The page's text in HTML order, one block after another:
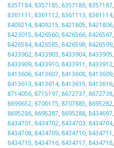
8357184, 8357185, 8357186, 8357187,
8361111 , 8361112, 8361113, 8361114,
8409214, 8409215, 8421805, 8421806,
8423015, 8426560, 8426566, 8426567,
8426584, 8426585, 8426598, 8426599,
8433902, 8433903, 8433904, 8433905,
8433909, 8433910, 8433911 , 8433912,
8413606, 8413607, 8413608, 8413609,
8413613, 8413614, 8413615, 8413616,
8714056, 8715197, 8672737, 8672738,
8699652, 8700175, 8707885, 8695282,
8695286, 8695287, 8695288, 8434697,
8434701 , 8434702, 8434703, 8434704,
8434708, 8434709, 8434710, 8434711 ,
8434715, 8434716, 8434717, 8434718,